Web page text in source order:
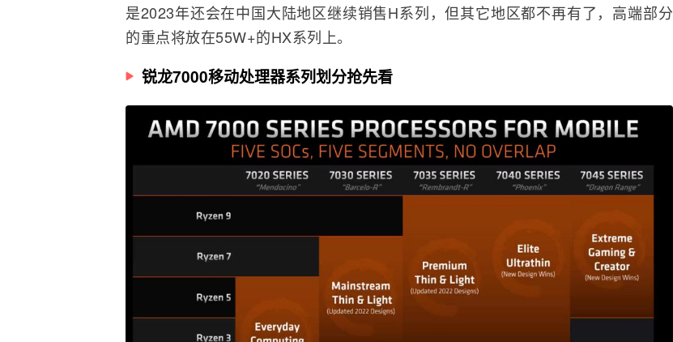
是2023年还会在中国大陆地区继续销售H系列，但其它地区都不再有了，高端部分
的重点将放在55W+的HX系列上。
锐龙7000移动处理器系列划分抢先看